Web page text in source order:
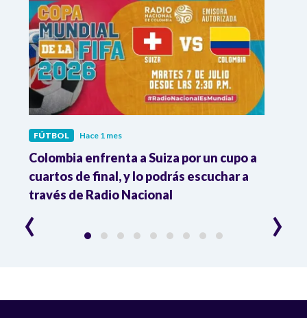
FÚTBOL Hace 1 mes
Colombia enfrenta a Suiza por un cupo a
cuartos de final, y lo podrás escuchar a
través de Radio Nacional
‹ ›